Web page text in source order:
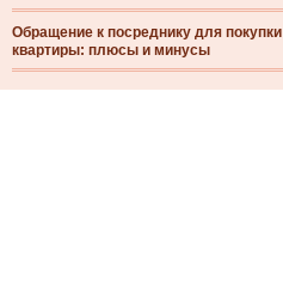
Обращение к посреднику для покупки
квартиры: плюсы и минусы